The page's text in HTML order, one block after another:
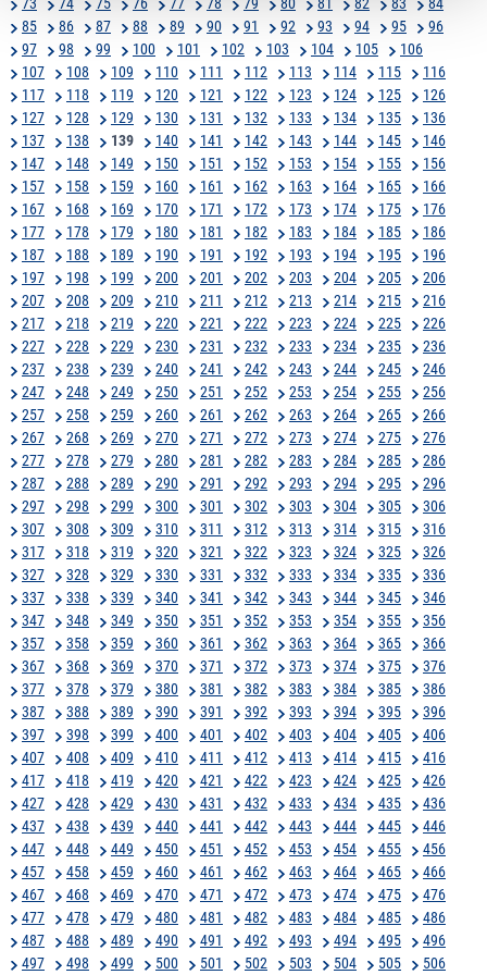
85
86 87 88 89 90 91 92 93 94 95
96
97
98 99 100 101 102 103 104 105
106
107
108 109 110 111 112 113 114 115
116
117
118 119 120 121 122 123 124 125
126
127
128 129 130 131 132 133 134 135
136
137
138 139 140 141 142 143 144 145
146
147
148 149 150 151 152 153 154 155
156
157
158 159 160 161 162 163 164 165
166
167
168 169 170 171 172 173 174 175
176
177
178 179 180 181 182 183 184 185
186
187
188 189 190 191 192 193 194 195
196
197
198 199 200 201 202 203 204 205
206
207
208 209 210 211 212 213 214 215
216
217
218 219 220 221 222 223 224 225
226
227
228 229 230 231 232 233 234 235
236
237
238 239 240 241 242 243 244 245
246
247
248 249 250 251 252 253 254 255
256
257
258 259 260 261 262 263 264 265
266
267
268 269 270 271 272 273 274 275
276
277
278 279 280 281 282 283 284 285
286
287
288 289 290 291 292 293 294 295
296
297
298 299 300 301 302 303 304 305
306
307
308 309 310 311 312 313 314 315
316
317
318 319 320 321 322 323 324 325
326
327
328 329 330 331 332 333 334 335
336
337
338 339 340 341 342 343 344 345
346
347
348 349 350 351 352 353 354 355
356
357
358 359 360 361 362 363 364 365
366
367
368 369 370 371 372 373 374 375
376
377
378 379 380 381 382 383 384 385
386
387
388 389 390 391 392 393 394 395
396
397
398 399 400 401 402 403 404 405
406
407
408 409 410 411 412 413 414 415
416
417
418 419 420 421 422 423 424 425
426
427
428 429 430 431 432 433 434 435
436
437
438 439 440 441 442 443 444 445
446
447
448 449 450 451 452 453 454 455
456
457
458 459 460 461 462 463 464 465
466
467
468 469 470 471 472 473 474 475
476
477
478 479 480 481 482 483 484 485
486
487
488 489 490 491 492 493 494 495
496
497
498 499 500 501 502 503 504 505 506